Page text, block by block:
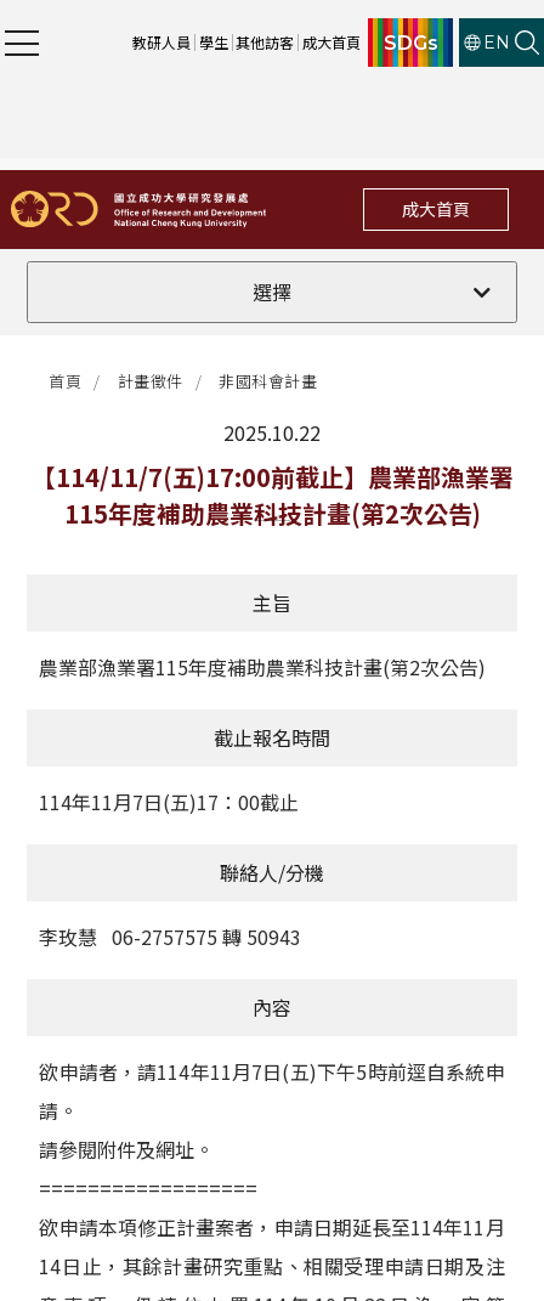
教研人員 學生 其他訪客 成大首頁 SDGs EN
成大首頁
選擇
全部
法規修訂
補助獎項
其他
活動花絮
首頁 計畫徵件 非國科會計畫
2025.10.22
最新消息
【114/11/7(五)17:00前截止】農業部漁業署
115年度補助農業科技計畫(第2次公告)
主旨
農業部漁業署115年度補助農業科技計畫(第2次公告)
截止報名時間
114年11月7日(五)17：00截止
聯絡人/分機
李玫慧 06-2757575 轉 50943
內容
欲申請者，請114年11月7日(五)下午5時前逕自系統申
請。
請參閱附件及網址。
==================
欲申請本項修正計畫案者，申請日期延長至114年11月
14日止，其餘計畫研究重點、相關受理申請日期及注